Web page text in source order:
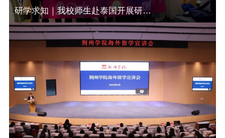
研学求知｜我校师生赴泰国开展研学交流